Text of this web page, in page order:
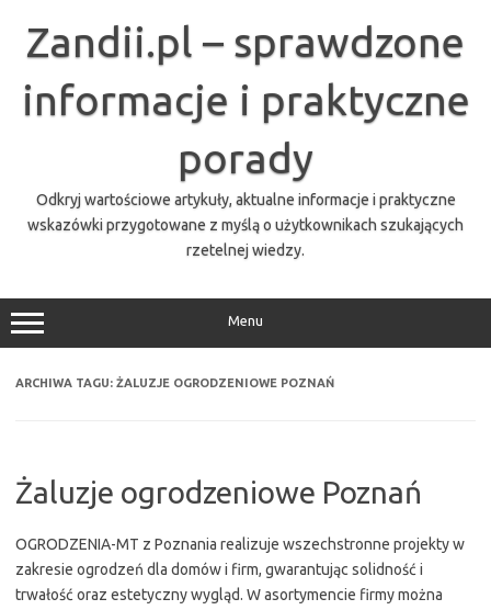
treściZandii.pl – sprawdzone
informacje i praktyczne
porady
Odkryj wartościowe artykuły, aktualne informacje i praktyczne
wskazówki przygotowane z myślą o użytkownikach szukających
rzetelnej wiedzy.
Menu
ARCHIWA TAGU: ŻALUZJE OGRODZENIOWE POZNAŃ
Żaluzje ogrodzeniowe Poznań
OGRODZENIA-MT z Poznania realizuje wszechstronne projekty w
zakresie ogrodzeń dla domów i firm, gwarantując solidność i
trwałość oraz estetyczny wygląd. W asortymencie firmy można